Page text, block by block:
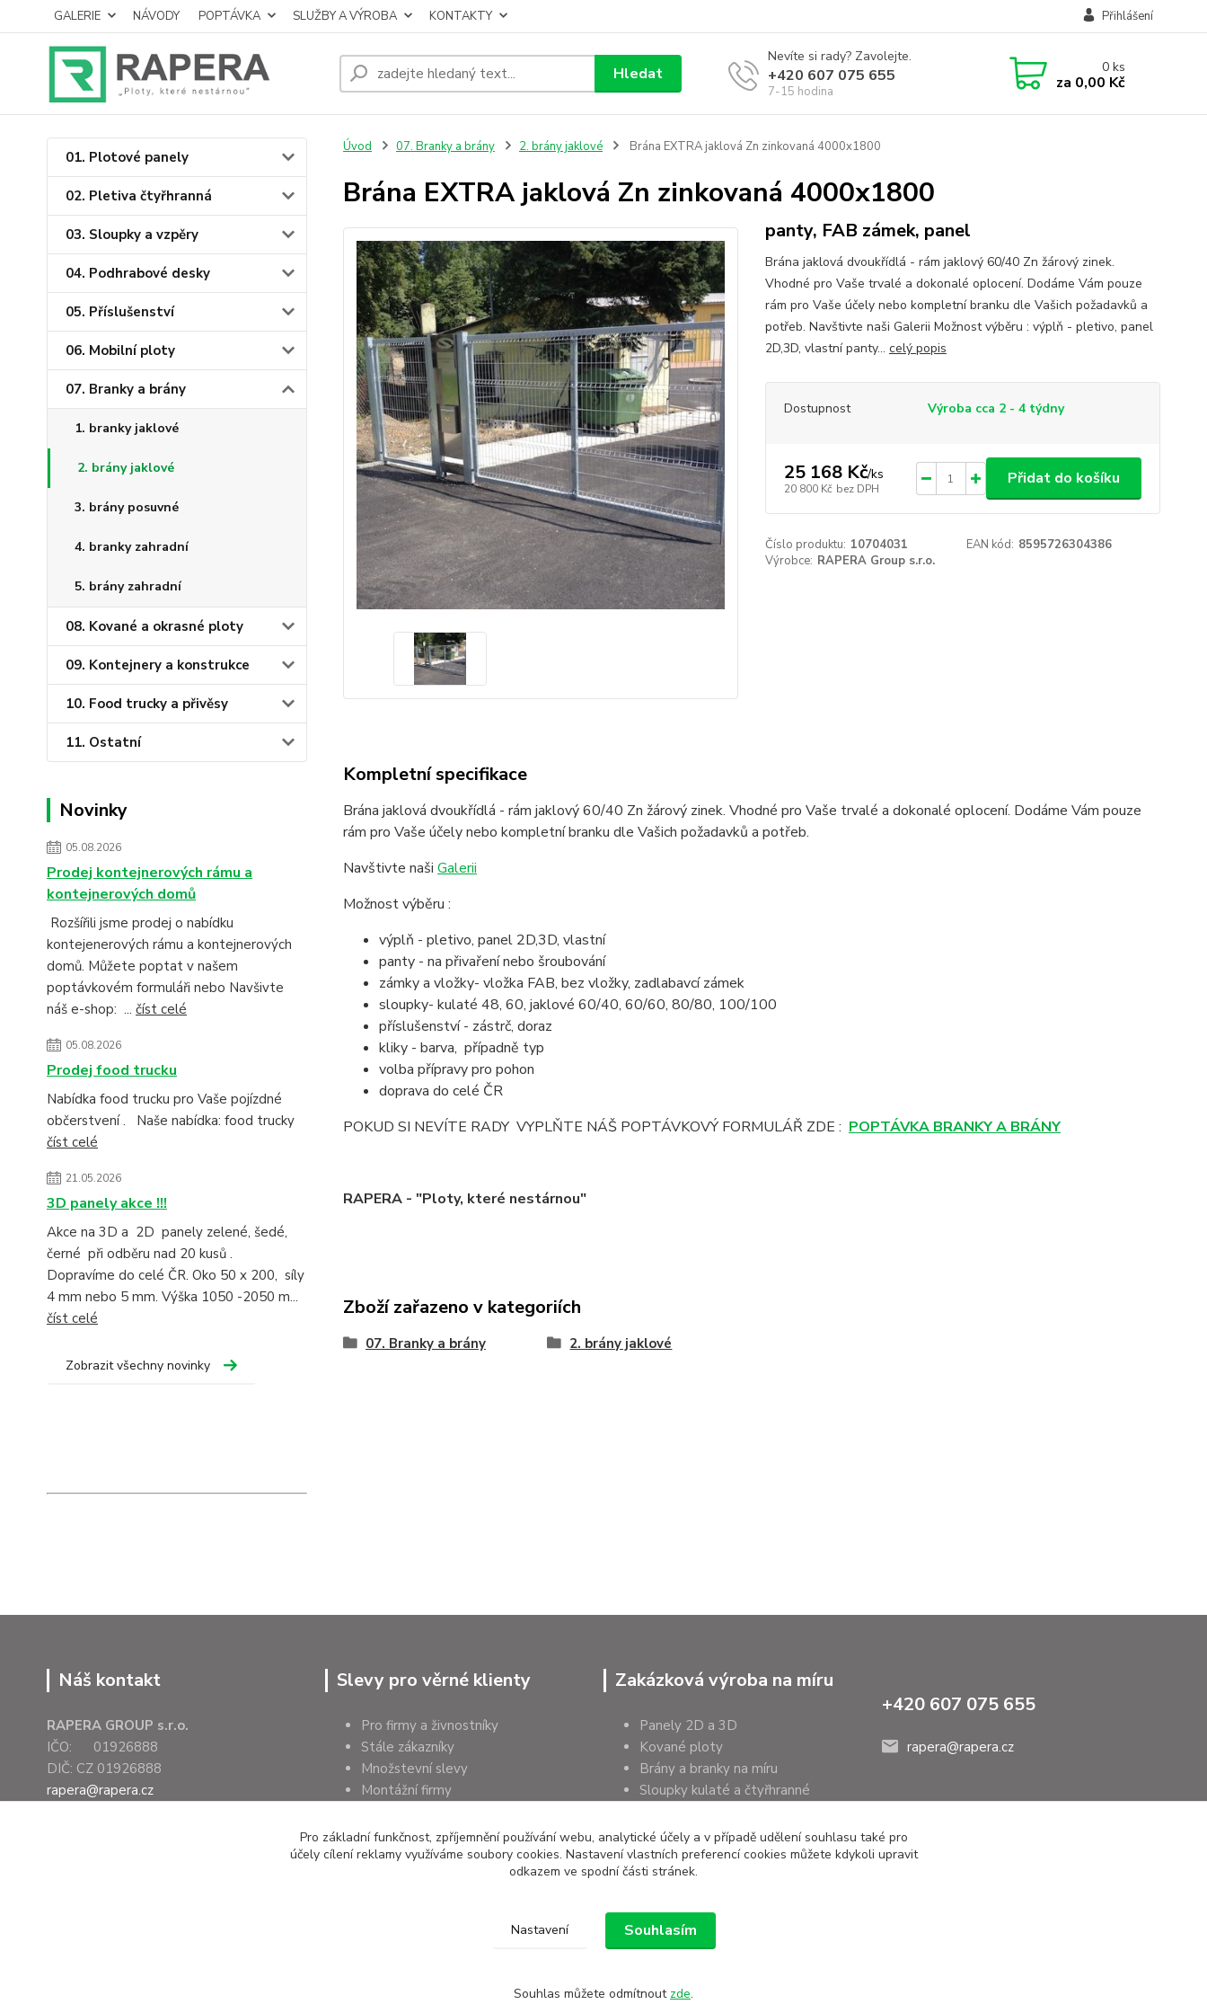
GALERIE NÁVODY POPTÁVKA SLUŽBY A VÝROBA KONTAKTY Přihlášení
Hledat
Nevíte si rady? Zavolejte.
+420 607 075 655
7-15 hodina
0ks
za 0,00 Kč
01. Plotové panely
02. Pletiva čtyřhranná
03. Sloupky a vzpěry
04. Podhrabové desky
05. Příslušenství
06. Mobilní ploty
07. Branky a brány
1. branky jaklové
2. brány jaklové
3. brány posuvné
4. branky zahradní
5. brány zahradní
08. Kované a okrasné ploty
09. Kontejnery a konstrukce
10. Food trucky a přivěsy
11. Ostatní
Novinky
05.08.2026
Prodej kontejnerových rámu a
kontejnerových domů
Rozšířili jsme prodej o nabídku
kontejenerových rámu a kontejnerových
domů. Můžete poptat v našem
poptávkovém formuláři nebo Navšivte
náš e-shop: ... číst celé
05.08.2026
Prodej food trucku
Nabídka food trucku pro Vaše pojízdné
občerstvení . Naše nabídka: food trucky
číst celé
21.05.2026
3D panely akce !!!
Akce na 3D a 2D panely zelené, šedé,
černé při odběru nad 20 kusů .
Dopravíme do celé ČR. Oko 50 x 200, síly
4 mm nebo 5 mm. Výška 1050 -2050 m...
číst celé
Zobrazit všechny novinky
Úvod 07. Branky a brány 2. brány jaklové Brána EXTRA jaklová Zn zinkovaná 4000x1800
Brána EXTRA jaklová Zn zinkovaná 4000x1800
panty, FAB zámek, panel
Brána jaklová dvoukřídlá - rám jaklový 60/40 Zn žárový zinek.
Vhodné pro Vaše trvalé a dokonalé oplocení. Dodáme Vám pouze
rám pro Vaše účely nebo kompletní branku dle Vašich požadavků a
potřeb. Navštivte naši Galerii Možnost výběru : výplň - pletivo, panel
2D,3D, vlastní panty... celý popis
Dostupnost Výroba cca 2 - 4 týdny
25 168 Kč/ks
20 800 Kč bez DPH
Přidat do košíku
Číslo produktu: 10704031 EAN kód: 8595726304386
Výrobce: RAPERA Group s.r.o.
Kompletní specifikace
Brána jaklová dvoukřídlá - rám jaklový 60/40 Zn žárový zinek. Vhodné pro Vaše trvalé a dokonalé oplocení. Dodáme Vám pouze
rám pro Vaše účely nebo kompletní branku dle Vašich požadavků a potřeb.
Navštivte naši Galerii
Možnost výběru :
výplň - pletivo, panel 2D,3D, vlastní
panty - na přivaření nebo šroubování
zámky a vložky- vložka FAB, bez vložky, zadlabavcí zámek
sloupky- kulaté 48, 60, jaklové 60/40, 60/60, 80/80, 100/100
příslušenství - zástrč, doraz
kliky - barva, případně typ
volba přípravy pro pohon
doprava do celé ČR
POKUD SI NEVÍTE RADY VYPLŇTE NÁŠ POPTÁVKOVÝ FORMULÁŘ ZDE : POPTÁVKA BRANKY A BRÁNY
RAPERA - "Ploty, které nestárnou"
Zboží zařazeno v kategoriích
07. Branky a brány 2. brány jaklové
Náš kontakt
RAPERA GROUP s.r.o.
IČO: 01926888
DIČ: CZ 01926888
rapera@rapera.cz
Slevy pro věrné klienty
Pro firmy a živnostníky
Stále zákazníky
Množstevní slevy
Montážní firmy
Zakázková výroba na míru
Panely 2D a 3D
Kované ploty
Brány a branky na míru
Sloupky kulaté a čtyřhranné
+420 607 075 655
rapera@rapera.cz
Pro základní funkčnost, zpříjemnění používání webu, analytické účely a v případě udělení souhlasu také pro
účely cílení reklamy využíváme soubory cookies. Nastavení vlastních preferencí cookies můžete kdykoli upravit
odkazem ve spodní části stránek.
Nastavení Souhlasím
Souhlas můžete odmítnout zde.